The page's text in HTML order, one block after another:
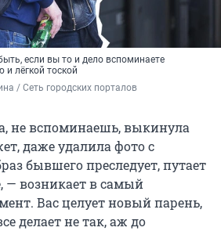
если вы то и дело вспоминаете
лёгкой тоской
/ Сеть городских порталов
не вспоминаешь, выкинула
даже удалила фото с
бывшего преследует, путает
— возникает в самый
Вас целует новый парень,
делает не так, аж до